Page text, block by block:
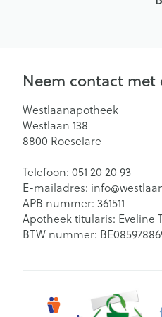
Neem contact met
Westlaanapotheek
Westlaan 138
8800 Roeselare
Telefoon: 051 20 20 93
E-mailadres: info@
APB nummer: 361511
Apotheek titularis: Eveline
BTW nummer: